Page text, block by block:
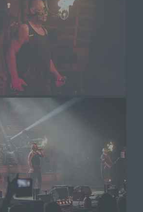
muss beispielsweise nicht bei
Internetseite erneut seine
weil dies von der
dem auf dem Computersystem
Cookie übernommen
Beispiel ist das Cookie eines
Online-Shop. Der Online-Shop
die ein Kunde in den
gelegt hat, über ein Cookie.
kann die Setzung von
Internetseite jederzeit
Einstellung des
verhindern und damit
Cookies dauerhaft
Ferner können bereits gesetzte
über einen Internetbrowser oder
gelöscht werden. Dies
Internetbrowsern möglich.
Person die Setzung von
Internetbrowser, sind
nicht alle Funktionen unserer